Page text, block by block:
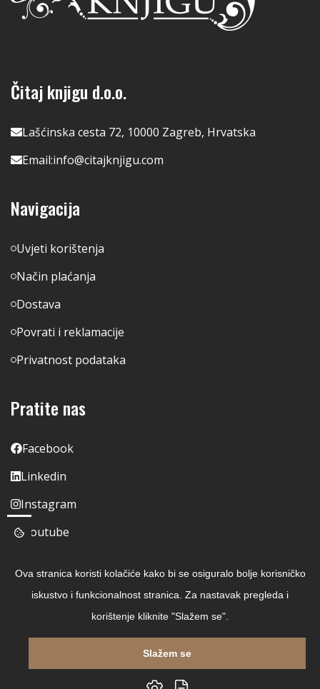
Čitaj knjigu d.o.o.
Lašćinska cesta 72, 10000 Zagreb, Hrvatska
Email:info@citajknjigu.com
Navigacija
Uvjeti korištenja
Način plaćanja
Dostava
Povrati i reklamacije
Privatnost podataka
Pratite nas
Facebook
Linkedin
Instagram
Youtube
Ova stranica koristi kolačiće kako bi se osiguralo bolje korisničko
iskustvo i funkcionalnost stranica. Za nastavak pregleda i
korištenje kliknite "Slažem se".
Slažem se